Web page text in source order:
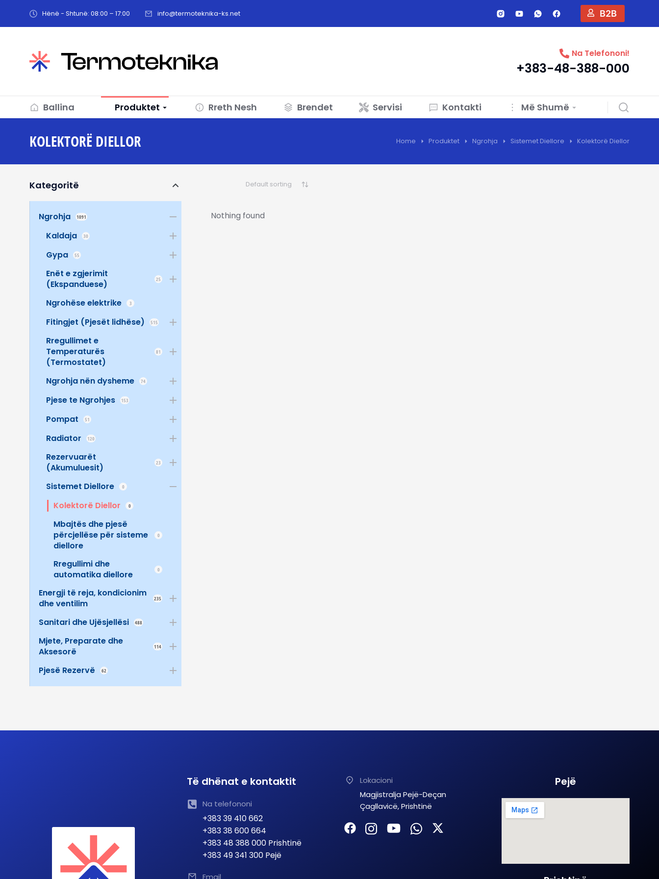
Hënë - Shtunë: 08:00 – 17:00 info@termoteknika-ks.net B2B
Na Telefononi!
+383-48-388-000
Ballina Produktet Rreth Nesh Brendet Servisi Kontakti Më Shumë
KOLEKTORË DIELLOR Home Produktet Ngrohja Sistemet Diellore Kolektorë Diellor
Kategoritë
Ngrohja 1091
Kaldaja 30
Gypa 55
Enët e zgjerimit
(Ekspanduese)
25
Ngrohëse elektrike 3
Fitingjet (Pjesët lidhëse) 515
Rregullimet e
Temperaturës
(Termostatet)
81
Ngrohja nën dysheme 74
Pjese te Ngrohjes 153
Pompat 51
Radiator 120
Rezervuarët
(Akumuluesit)
23
Sistemet Diellore 0
Kolektorë Diellor 0
Mbajtës dhe pjesë
përcjellëse për sisteme
diellore
0
Rregullimi dhe
automatika diellore
0
Energji të reja, kondicionim
dhe ventilim
235
Sanitari dhe Ujësjellësi 488
Mjete, Preparate dhe
Aksesorë
114
Pjesë Rezervë 62
Nothing found
Të dhënat e kontaktit
Na telefononi
+383 39 410 662
+383 38 600 664
+383 48 388 000 Prishtinë
+383 49 341 300 Pejë
Email
Lokacioni
Magjistralja Pejë-Deçan
Çagllavicë, Prishtinë
Pejë